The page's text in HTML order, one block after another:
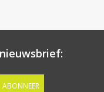
ABONNEER